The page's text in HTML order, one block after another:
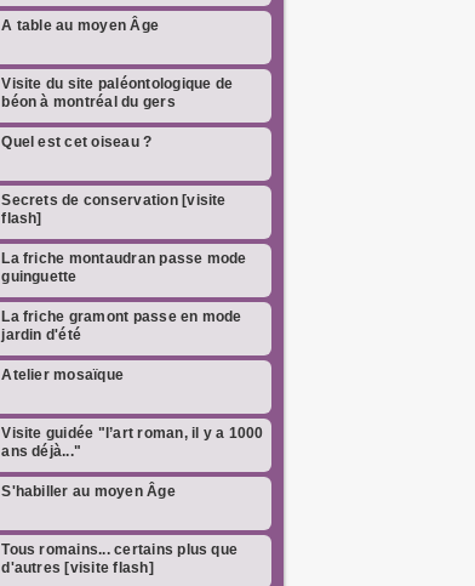
A table au moyen Âge
Visite du site paléontologique de
béon à montréal du gers
Quel est cet oiseau ?
Secrets de conservation [visite
flash]
La friche montaudran passe mode
guinguette
La friche gramont passe en mode
jardin d'été
Atelier mosaïque
Visite guidée "l’art roman, il y a 1000
ans déjà..."
S'habiller au moyen Âge
Tous romains... certains plus que
d'autres [visite flash]